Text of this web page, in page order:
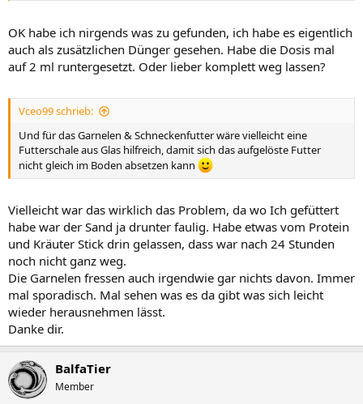
nik 1. hilfe erste hilfe fragebogen Antworten: 0 Forum:
Erste Hilfe
Erstmal am Ball bleiben, du hast schon gute Vorschläge erhalten
Schöne Grüße
Kevin
OK habe ich nirgends was zu gefunden, ich habe es eigentlich
auch als zusätzlichen Dünger gesehen. Habe die Dosis mal
auf 2 ml runtergesetzt. Oder lieber komplett weg lassen?
Vceo99 schrieb:
Und für das Garnelen & Schneckenfutter wäre vielleicht eine
Futterschale aus Glas hilfreich, damit sich das aufgelöste Futter
nicht gleich im Boden absetzen kann
Vielleicht war das wirklich das Problem, da wo Ich gefüttert
habe war der Sand ja drunter faulig. Habe etwas vom Protein
und Kräuter Stick drin gelassen, dass war nach 24 Stunden
noch nicht ganz weg.
Die Garnelen fressen auch irgendwie gar nichts davon. Immer
mal sporadisch. Mal sehen was es da gibt was sich leicht
wieder herausnehmen lässt.
Danke dir.
BalfaTier
Member